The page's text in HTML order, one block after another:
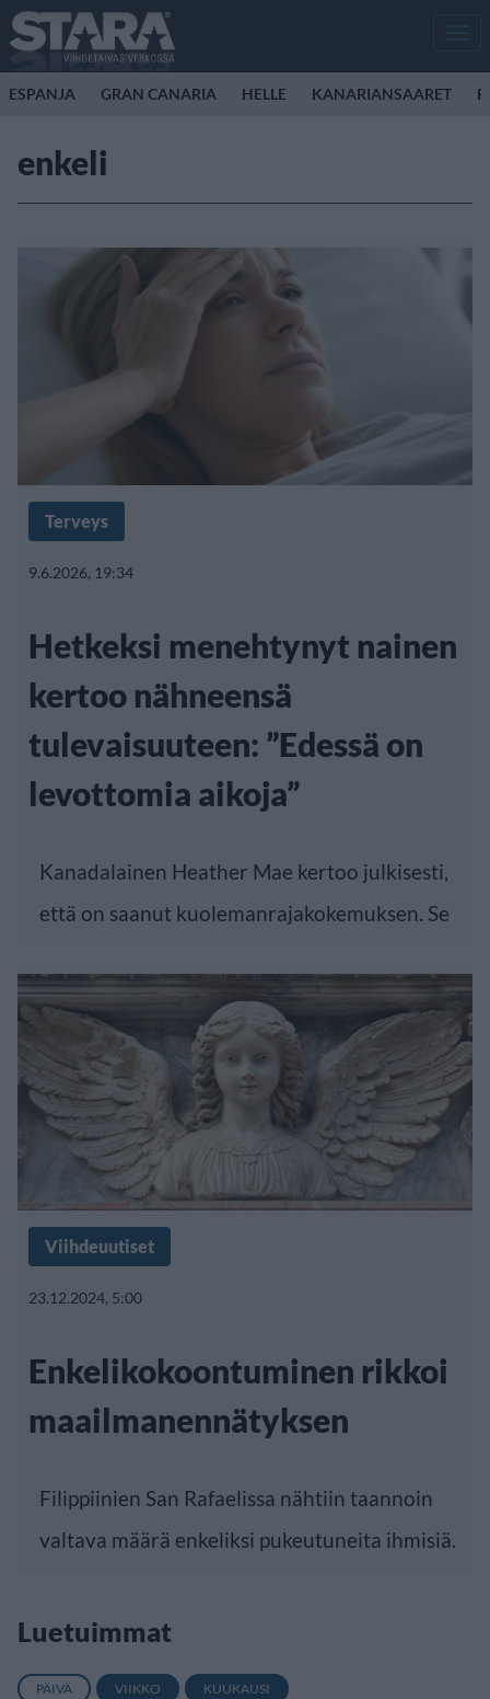
ESPANJA GRAN CANARIA HELLE KANARIANSAARET
enkeli
Terveys
9.6.2026, 19:34
Hetkeksi menehtynyt nainen
kertoo nähneensä
tulevaisuuteen: ”Edessä on
levottomia aikoja”
Kanadalainen Heather Mae kertoo julkisesti,
että on saanut kuolemanrajakokemuksen. Se
Viihdeuutiset
23.12.2024, 5:00
Enkelikokoontuminen rikkoi
maailmanennätyksen
Filippiinien San Rafaelissa nähtiin taannoin
valtava määrä enkeliksi pukeutuneita ihmisiä.
Luetuimmat
PÄIVÄ VIIKKO KUUKAUSI